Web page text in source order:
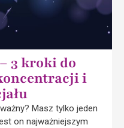
3 kroki do
i
Masz tylko jeden
on najważniejszym